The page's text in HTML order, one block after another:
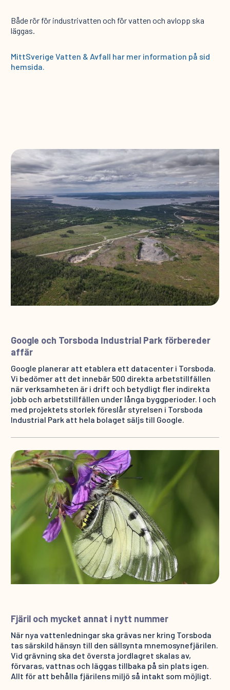
Både rör för industrivatten och för vatten och avlopp ska
läggas.
MittSverige Vatten & Avfall har mer information på sid
hemsida.
Google och Torsboda Industrial Park förbereder
affär
Google planerar att etablera ett datacenter i Torsboda.
Vi bedömer att det innebär 500 direkta arbetstillfällen
när verksamheten är i drift och betydligt fler indirekta
jobb och arbetstillfällen under långa byggperioder. I och
med projektets storlek föreslår styrelsen i Torsboda
Industrial Park att hela bolaget säljs till Google.
Fjäril och mycket annat i nytt nummer
När nya vattenledningar ska grävas ner kring Torsboda
tas särskild hänsyn till den sällsynta mnemosynefjärilen.
Vid grävning ska det översta jordlagret skalas av,
förvaras, vattnas och läggas tillbaka på sin plats igen.
Allt för att behålla fjärilens miljö så intakt som möjligt.